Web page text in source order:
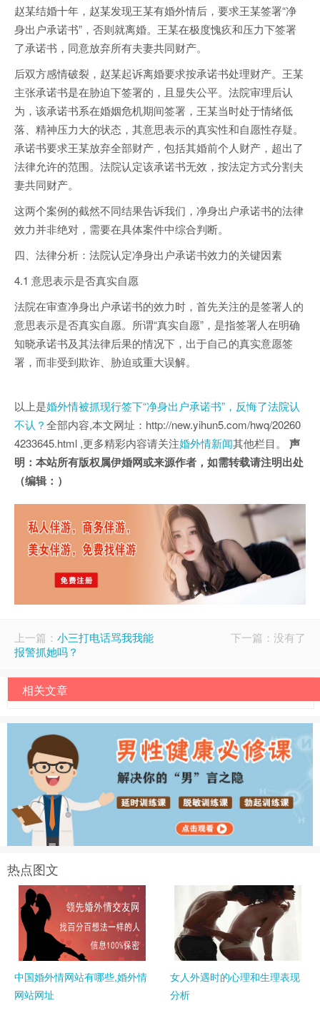
赵某结婚十年，赵某发现王某有婚外情后，要求王某签署“净
身出户承诺书”，否则就离婚。王某在极度愧疚和压力下签署
了承诺书，同意放弃所有夫妻共同财产。
后双方感情破裂，赵某起诉离婚要求按承诺书处理财产。王某
主张承诺书是在胁迫下签署的，且显失公平。法院审理后认
为，该承诺书系在婚姻危机期间签署，王某当时处于情绪低
落、精神压力大的状态，其意思表示的真实性和自愿性存疑。
承诺书要求王某放弃全部财产，包括其婚前个人财产，超出了
法律允许的范围。法院认定该承诺书无效，按法定方式分割夫
妻共同财产。
这两个案例的截然不同结果告诉我们，净身出户承诺书的法律
效力并非绝对，需要在具体案件中综合判断。
四、法律分析：法院认定净身出户承诺书效力的关键因素
4.1 意思表示是否真实自愿
法院在审查净身出户承诺书的效力时，首先关注的是签署人的
意思表示是否真实自愿。所谓“真实自愿”，是指签署人在明确
知晓承诺书及其法律后果的情况下，出于自己的真实意愿签
署，而非受到欺诈、胁迫或重大误解。
以上是婚外情被抓现行签下“净身出户承诺书”，反悔了法院认
不认？全部内容,本文网址：http://new.yihun5.com/hwq/20260
4233645.html ,更多精彩内容请关注婚外情新闻其他栏目。 声
明：本站所有版权属伊婚网或来源作者，如需转载请注明出处
（编辑：）
上一篇： 小三打电话骂我我能
报警抓她吗？
下一篇：没有了
相关文章
热点图文
中国婚外情网站有哪些,婚外情
网站网址
女人外遇时的心理和生理表现
分析